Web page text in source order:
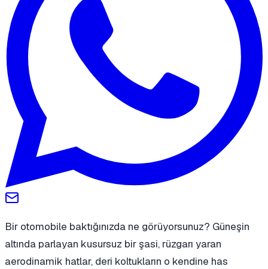
Bir otomobile baktığınızda ne görüyorsunuz? Güneşin
altında parlayan kusursuz bir şasi, rüzgarı yaran
aerodinamik hatlar, deri koltukların o kendine has